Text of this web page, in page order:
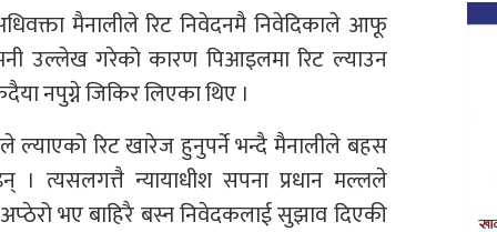
मैनालीले रिट निवेदनमै निवेदिकाले आफू
उल्लेख गरेको कारण पिआइलमा रिट ल्याउन
नपुग्ने जिकिर लिएका थिए ।
ल्याएको रिट खारेज हुनुपर्ने भन्दै मैनालीले बहस
। त्यसलगत्तै न्यायाधीश सपना प्रधान मल्लले
भए बाहिरै बस्न निवेदकलाई सुझाव दिएकी